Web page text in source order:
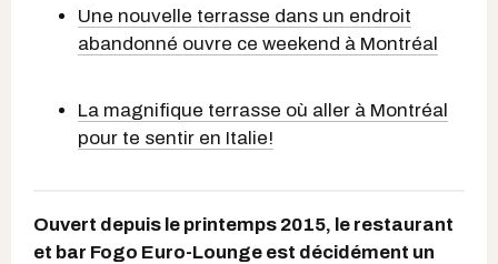
Une nouvelle terrasse dans un endroit
abandonné ouvre ce weekend à Montréal
La magnifique terrasse où aller à Montréal
pour te sentir en Italie!
Ouvert depuis le printemps 2015, le restaurant
et bar Fogo Euro-Lounge est décidément un